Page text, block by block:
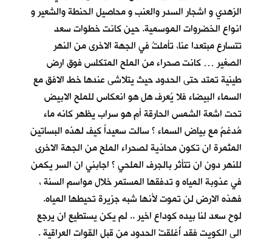
الزهدي و اشجار السدر والعنب و محاصيل الحنطة والشعير و
انواع الخضروات الموسمية. حين كانت خطوات سعد
تتسارع مبتعدا عنا، تأملتُ في الجهة الاخرى من النهر
الصغير … كانت صحراء من الملح المتكلس فوق ارض
طينية تمتد حتى الحدود حيث يتلاشى عندها خط الافق مع
السماء البيضاء فلا يُعرف هل هو انعكاس للملح الابيض
تحت اشعة الشمس الحارقة أم هو سراب يظهر كانه ماء
مُدغمٌ مع بياض السماء ؟ سالت سعيداً كيف لهذه البساتين
المثمرة ان تكون محاذية لصحراء الملح من الجهة الاخرى
للنهر دون ان تتأثر بالجرف الملحي ؟ اجابني ان السر يكمن
في عذوبة المياه و تدفقها المستمر خلال مواسم السنة ،
فهذه الارض لن تموت لأنها شبه جزيرة تحيطها المياه.
لوح سعد لنا بيده كوداع اخير .. لم يكن يستطيع ان يرجع
الى الكويت فقد أُغلقتْ الحدود من قبل القوات العراقية .